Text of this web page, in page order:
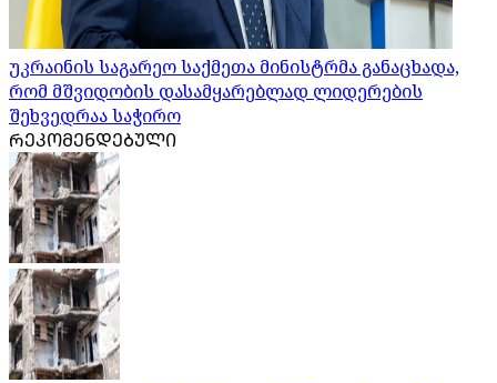
უკრაინის საგარეო საქმეთა მინისტრმა განაცხადა,
რომ მშვიდობის დასამყარებლად ლიდერების
შეხვედრაა საჭირო
ᲠᲔᲙᲝᲛᲔᲜᲓᲔᲑᲣᲚᲘ